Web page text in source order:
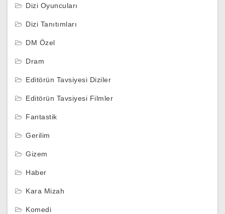
Dizi Oyuncuları
Dizi Tanıtımları
DM Özel
Dram
Editörün Tavsiyesi Diziler
Editörün Tavsiyesi Filmler
Fantastik
Gerilim
Gizem
Haber
Kara Mizah
Komedi